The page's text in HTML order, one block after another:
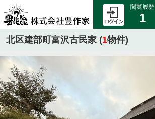
閲覧履歴
1
北区建部町富沢古民家 (1物件)